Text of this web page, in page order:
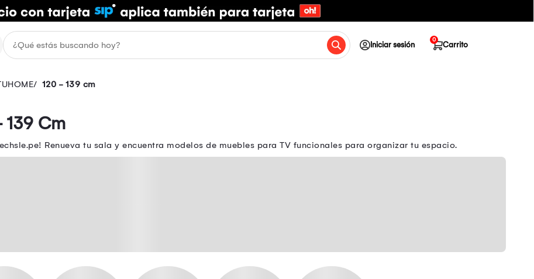
Iniciar sesión Carrito
0
120 - 139 cm
Cm
Renueva tu sala y encuentra modelos de muebles para TV funcionales para organizar tu espacio.